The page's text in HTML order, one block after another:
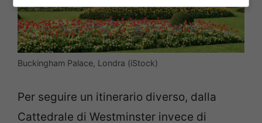
Buckingham Palace, Londra (iStock)
Per seguire un itinerario diverso, dalla
Cattedrale di Westminster invece di